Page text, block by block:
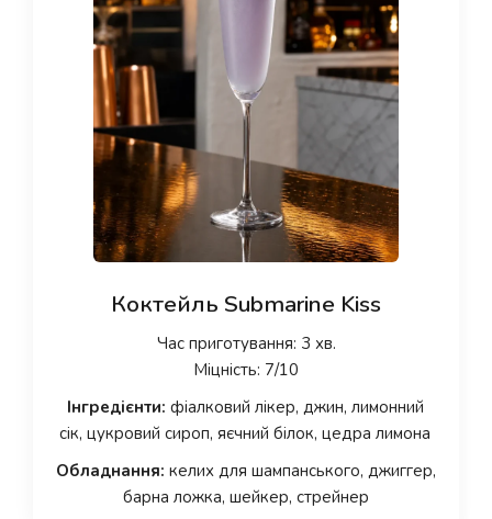
Коктейль Submarine Kiss
Час приготування: 3 хв.
Міцність: 7/10
Інгредієнти: фіалковий лікер, джин, лимонний
сік, цукровий сироп, яєчний білок, цедра лимона
Обладнання: келих для шампанського, джиггер,
барна ложка, шейкер, стрейнер